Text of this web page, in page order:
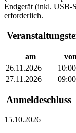
Endgerät (inkl. USB-
erforderlich.
am von
26.11.2026
10:00
27.11.2026
09:00
Anmeldeschluss
15.10.2026